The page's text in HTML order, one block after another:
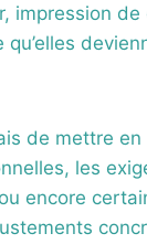
impression
de mettre
les
encore